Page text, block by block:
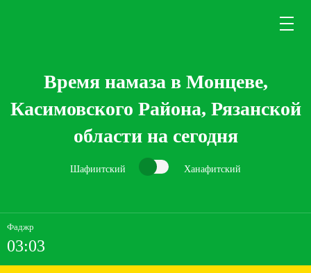
Время намаза в Монцеве,
Касимовского Района, Рязанской
области на сегодня
Шафиитский Ханафитский
Фаджр
03:03